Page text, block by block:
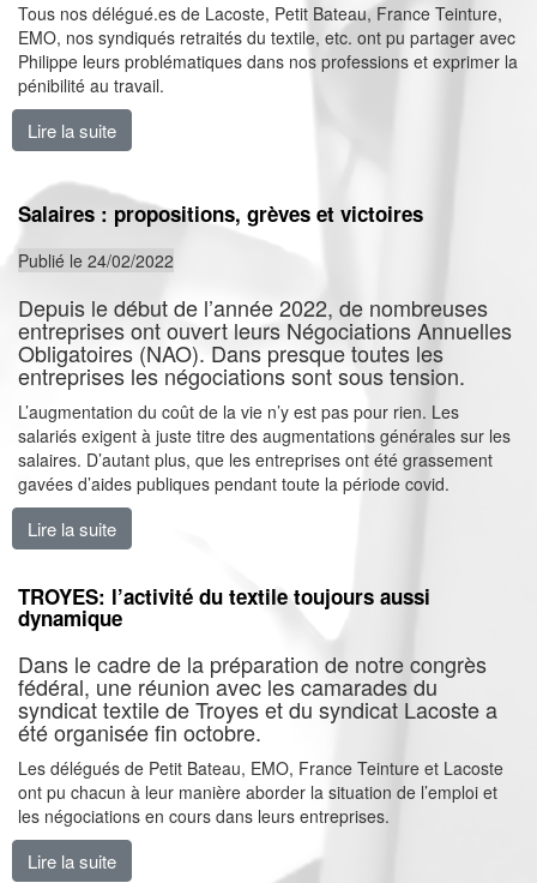
Tous nos délégué.es de Lacoste, Petit Bateau, France Teinture,
EMO, nos syndiqués retraités du textile, etc. ont pu partager avec
Philippe leurs problématiques dans nos professions et exprimer la
pénibilité au travail.
Lire la suite
Salaires : propositions, grèves et victoires
Publié le 24/02/2022
Depuis le début de l’année 2022, de nombreuses
entreprises ont ouvert leurs Négociations Annuelles
Obligatoires (NAO). Dans presque toutes les
entreprises les négociations sont sous tension.
L’augmentation du coût de la vie n’y est pas pour rien. Les
salariés exigent à juste titre des augmentations générales sur les
salaires. D’autant plus, que les entreprises ont été grassement
gavées d’aides publiques pendant toute la période covid.
Lire la suite
TROYES: l’activité du textile toujours aussi
dynamique
Dans le cadre de la préparation de notre congrès
fédéral, une réunion avec les camarades du
syndicat textile de Troyes et du syndicat Lacoste a
été organisée fin octobre.
Les délégués de Petit Bateau, EMO, France Teinture et Lacoste
ont pu chacun à leur manière aborder la situation de l’emploi et
les négociations en cours dans leurs entreprises.
Lire la suite de TROYES: l’activité du textile toujours aussi